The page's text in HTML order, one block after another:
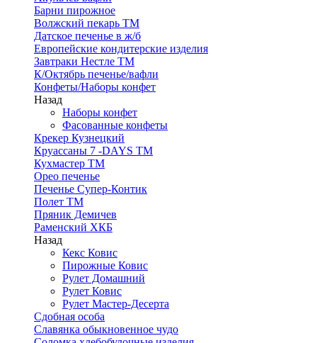
Барни пирожное
Волжский пекарь ТМ
Датское печенье в ж/б
Европейские кондитерские изделия
Завтраки Нестле ТМ
К/Октябрь печенье/вафли
Конфеты/Наборы конфет
Назад
Наборы конфет
Фасованные конфеты
Крекер Кузнецкий
Круассаны 7 -DAYS ТМ
Кухмастер ТМ
Орео печенье
Печенье Супер-Контик
Полет ТМ
Пряник Демичев
Раменский ХКБ
Назад
Кекс Ковис
Пирожные Ковис
Рулет Домашний
Рулет Ковис
Рулет Мастер-Десерта
Сдобная особа
Славянка обыкновенное чудо